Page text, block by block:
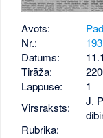
Avots:
Nr.:
193
Datums:
Tirāža:
Lappuse:
1
Virsraksts:
J.
Rubrika: